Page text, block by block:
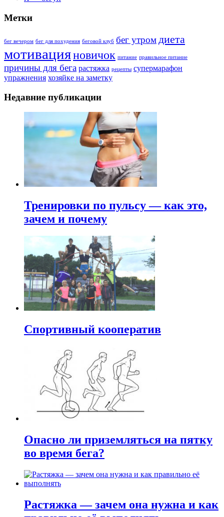
Метки
бег вечером бег для похудения беговой клуб бег утром диета
мотивацияновичок питание правильное питание
причины для бега растяжка рецепты супермарафон
упражнения хозяйке на заметку
Недавние публикации
Тренировки по пульсу — как это,
зачем и почему
Спортивный кооператив
Опасно ли приземляться на пятку
во время бега?
Растяжка — зачем она нужна и как